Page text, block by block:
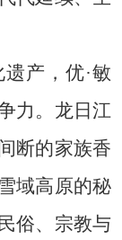
产，优·敏
力。龙日江
断的家族香
域高原的秘
俗、宗教与